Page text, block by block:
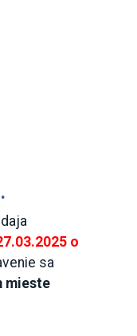
o
sa
mieste